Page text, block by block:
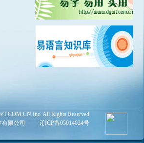
Inc. All Rights Reserved
限公司
辽ICP备05014024号